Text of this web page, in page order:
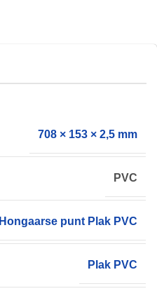
708 × 153 × 2,5 mm
PVC
Hongaarse punt Plak PVC
Plak PVC